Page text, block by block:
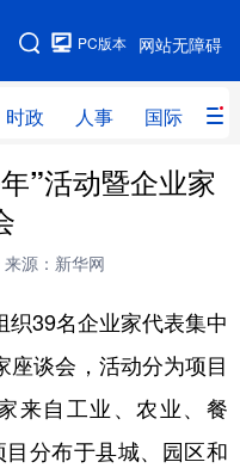
网站无障碍
PC版本
时政 人事 国际 财
时政 人事
全球连线
量子 体育
健康 军事
”活动暨企业家
来源：新华网
39名企业家代表集中
座谈会，活动分为项目
来自工业、农业、餐
分布于县城、园区和